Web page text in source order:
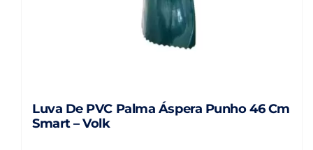
Luva De PVC Palma Áspera Punho 46 Cm
Smart – Volk